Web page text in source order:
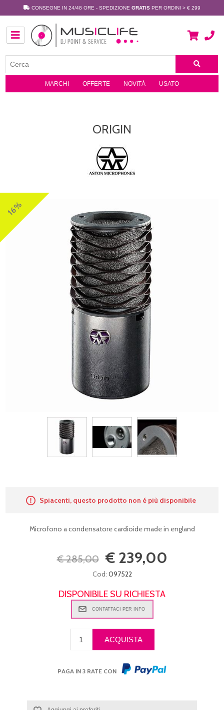
CONSEGNE IN 24/48 ORE - SPEDIZIONE GRATIS PER ORDINI > € 299
MARCHI OFFERTE NOVITÀ USATO
ORIGIN
16%
Spiacenti, questo prodotto non é più disponibile
Microfono a condensatore cardioide made in england
€ 285,00 € 239,00
Cod: 097522
DISPONIBILE SU RICHIESTA
PAGA IN 3 RATE CON